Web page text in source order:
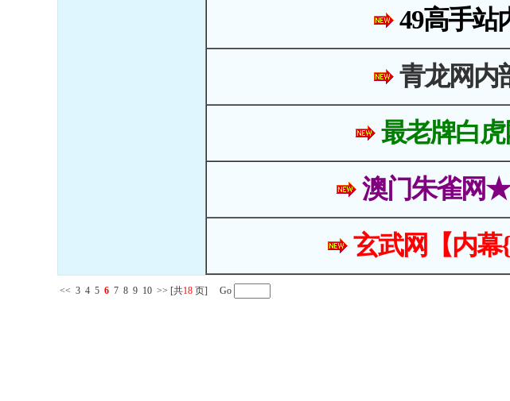
49高手站
青龙网
最老牌白
澳门朱雀网
玄武网【内
<< 3 4 5 6 7 8 9 10 >> [共18 页] Go